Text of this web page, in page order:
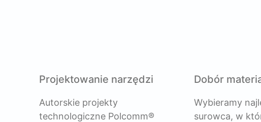
Projektowanie narzędzi
Autorskie projekty
technologiczne Polcomm®
Dobór
Wybieramy
surowca, w